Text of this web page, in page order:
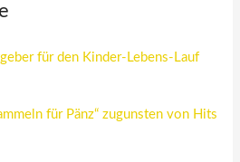
für den Kinder-Lebens-Lauf
für Pänz“ zugunsten von Hits